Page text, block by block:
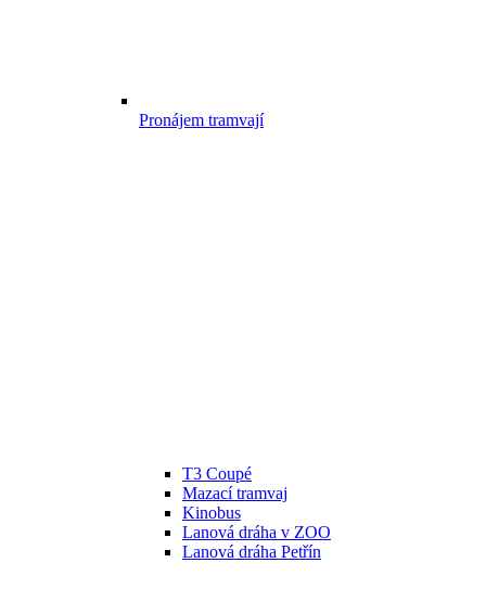
Pronájem tramvají
T3 Coupé
Mazací tramvaj
Kinobus
Lanová dráha v ZOO
Lanová dráha Petřín